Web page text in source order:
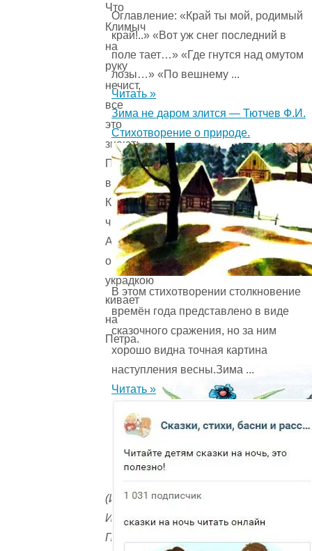
Что
Климыч
на
руку
нечист,
все
это
знают;
Про
взятки
Климычу
читают.
А
он
украдкою
кивает
на
Петра.
(Илл.
Ирины
Петелиной)
Оглавление: «Край ты мой, родимый
край!..» «Вот уж снег последний в
поле тает…» «Где гнутся над омутом
лозы…» «По вешнему ...
Читать »
Зима не даром злится — Тютчев Ф.И.
Стихотворение о природе.
В этом стихотворении столкновение
времён года представ­лено в виде
сказочного сражения, но за ним
хорошо видна точная картина
наступления весны.Зима ...
Читать »